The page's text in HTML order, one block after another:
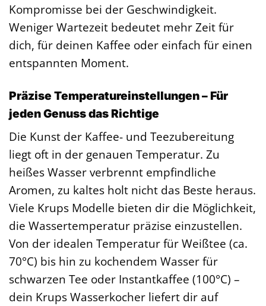
Kompromisse bei der Geschwindigkeit.
Weniger Wartezeit bedeutet mehr Zeit für
dich, für deinen Kaffee oder einfach für einen
entspannten Moment.
Präzise Temperatureinstellungen – Für
jeden Genuss das Richtige
Die Kunst der Kaffee- und Teezubereitung
liegt oft in der genauen Temperatur. Zu
heißes Wasser verbrennt empfindliche
Aromen, zu kaltes holt nicht das Beste heraus.
Viele Krups Modelle bieten dir die Möglichkeit,
die Wassertemperatur präzise einzustellen.
Von der idealen Temperatur für Weißtee (ca.
70°C) bis hin zu kochendem Wasser für
schwarzen Tee oder Instantkaffee (100°C) –
dein Krups Wasserkocher liefert dir auf